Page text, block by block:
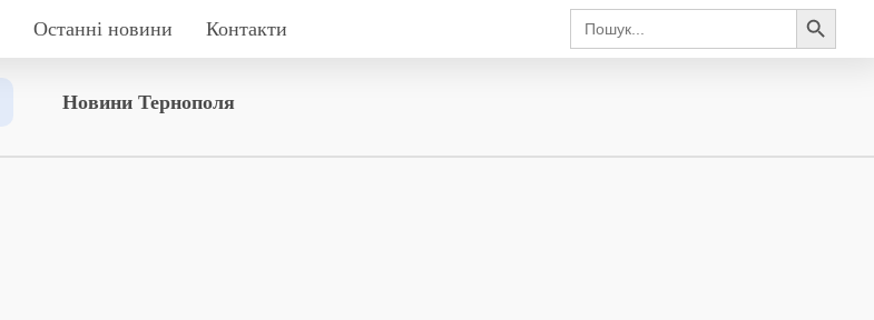
Останні новини Контакти
Search
for:
Search Button
Новини Тернополя